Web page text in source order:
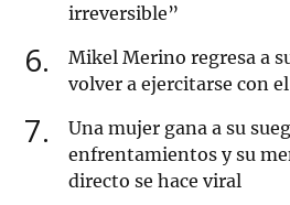
irreversible”
6
Mikel Merino regresa a
volver a ejercitarse con
7
Una mujer gana a su
enfrentamientos y su
directo se hace viral